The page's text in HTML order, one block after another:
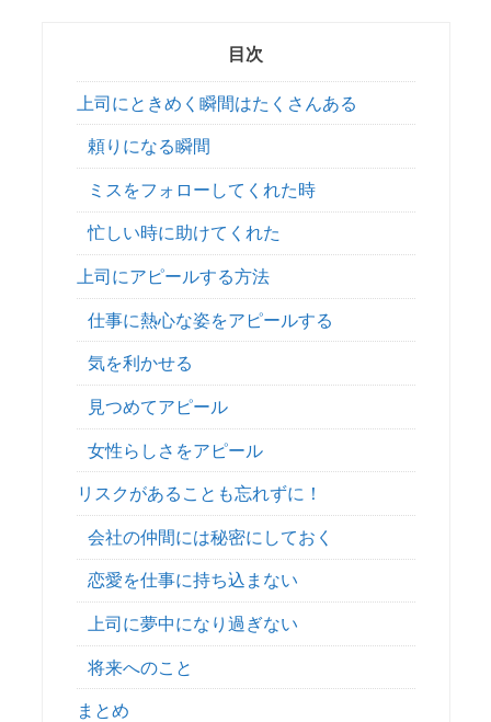
目次
上司にときめく瞬間はたくさんある
頼りになる瞬間
ミスをフォローしてくれた時
忙しい時に助けてくれた
上司にアピールする方法
仕事に熱心な姿をアピールする
気を利かせる
見つめてアピール
女性らしさをアピール
リスクがあることも忘れずに！
会社の仲間には秘密にしておく
恋愛を仕事に持ち込まない
上司に夢中になり過ぎない
将来へのこと
まとめ